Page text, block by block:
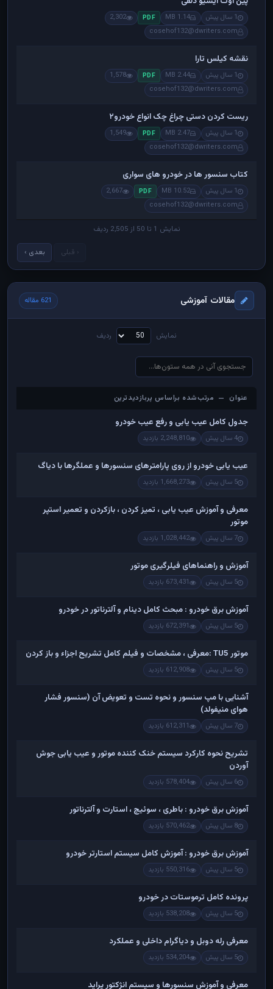
1 سال پیش 1.14 MB
PDF
2,302
cosehof132@dwriters.com
نقشه کیلس تارا
1 سال پیش 2.44 MB
PDF
1,578
cosehof132@dwriters.com
ریست کردن دستی چراغ چک انواع خودرو۲
1 سال پیش 2.47 MB
PDF
1,549
cosehof132@dwriters.com
کتاب سنسور ها در خودرو های سواری
1 سال پیش 10.52 MB
PDF
2,667
cosehof132@dwriters.com
نمایش 1 تا 50 از 2,505 ردیف
‹ قبلی بعدی ›
مقالات آموزشی 621 مقاله
نمایش ردیف
عنوان — مرتب‌شده براساس پربازدیدترین
عنوان — مرتب‌شده براساس پربازدیدترین
جدول کامل عیب یابی و رفع عیب خودرو
4 سال پیش 2,248,810 بازدید
عیب یابی خودرو از روی پارامترهای سنسورها و عملگرها با دیاگ
5 سال پیش 1,668,273 بازدید
معرفی و آموزش عیب یابی ، تمیز کردن ، بازکردن و تعمیر استپر
موتور
7 سال پیش 1,028,442 بازدید
آموزش و راهنماهای فیلرگیری موتور
5 سال پیش 673,431 بازدید
آموزش برق خودرو : مبحث کامل دینام و آلترناتور در خودرو
5 سال پیش 672,391 بازدید
موتور TU5 :معرفی ، مشخصات و فیلم کامل تشریح اجزاء و باز کردن
5 سال پیش 612,908 بازدید
آشنایی با مپ سنسور و نحوه تست و تعویض آن (سنسور فشار
هوای منیفولد)
7 سال پیش 612,311 بازدید
تشریح نحوه کارکرد سیستم خنک کننده موتور و عیب یابی جوش
آوردن
6 سال پیش 578,404 بازدید
آموزش برق خودرو : باطری ، سوئیچ ، استارت و آلترناتور
8 سال پیش 570,462 بازدید
آموزش برق خودرو : آموزش کامل سیستم استارتر خودرو
5 سال پیش 550,316 بازدید
پرونده کامل ترموستات در خودرو
5 سال پیش 538,208 بازدید
معرفی رله دوبل و دیاگرام داخلی و عملکرد
5 سال پیش 534,204 بازدید
معرفی و آموزش سنسورها و سیستم انژکتور پراید